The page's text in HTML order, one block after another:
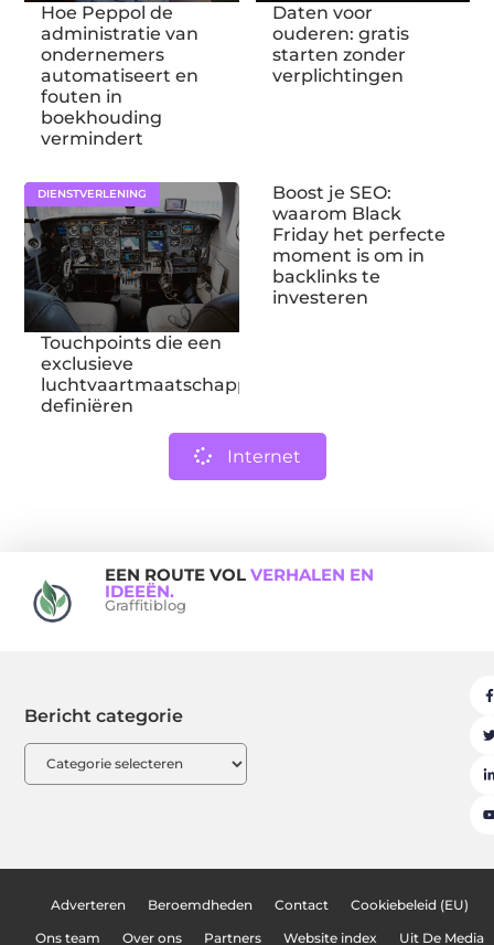
Hoe Peppol de
administratie van
ondernemers
automatiseert en
fouten in
boekhouding
vermindert
Daten voor
ouderen: gratis
starten zonder
verplichtingen
DIENSTVERLENING
Touchpoints die een
exclusieve
luchtvaartmaatschappij
definiëren
Boost je SEO:
waarom Black
Friday het perfecte
moment is om in
backlinks te
investeren
Internet
EEN ROUTE VOL VERHALEN EN
IDEEËN.
Graffitiblog
Bericht categorie
Adverteren Beroemdheden Contact Cookiebeleid (EU)
Ons team Over ons Partners Website index Uit De Media